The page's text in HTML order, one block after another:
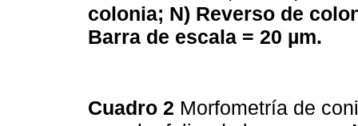
colonia; N) Reverso de
Barra de escala = 20 µm.
Cuadro 2 Morfometría de